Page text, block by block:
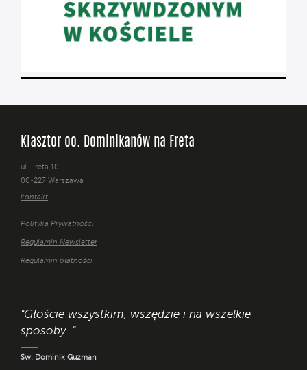
Klasztor oo. Dominikanów na Freta
ul. Freta 10
00-227 Warszawa
kontakt
Polityka Prywatności
Regulamin Newsletter
Regulamin płatności
"Głoście wszystkim, wszędzie i na wszelkie
sposoby. "
Św. Dominik Guzman